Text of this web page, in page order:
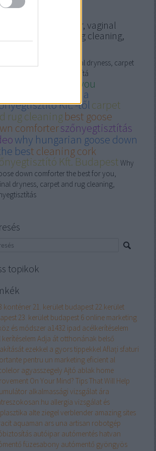
down comforter, vaginal
carpet and rug cleaning,
down comforter, vaginal dryness, carpet
rug cleaning, szőnyegtisztítá
goose down for you
árak a
Kft. -tőlcarpet
rug cleaningbest goose
comforterszőnyegtisztítás
why hungarian goose down
best cleaning cork
Kft. Budapest Why
down comforter the best for you,
dryness, carpet and rug cleaning,
topikok
konténer 21. kerület budapest 22.kerület
23. kerület budapest 6 online marketing
és módszer a1432 ipad acélkerítéselem
kerítéselem Adja át otthonának belső
ezekkel a gyors tippekkelAflați sfaturi
pentru un marketing eficient al
agyasszegely Ajtó ablak home
On Your Mind? Tips That Will Help
alkalmassági vizsgálat ára
allergia vizsgálat és
alte ziegel verblender amazing sites
aquaman ars una artisan robotgép
autóipar autómentés hatvan
füzesabony autómentő gyöngyös